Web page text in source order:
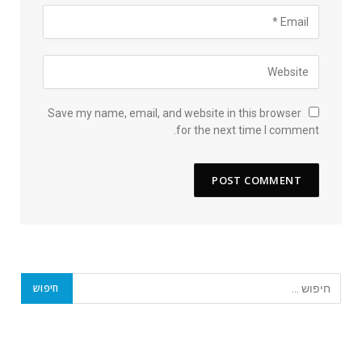
Save my name, email, and website in this browser
for the next time I comment.